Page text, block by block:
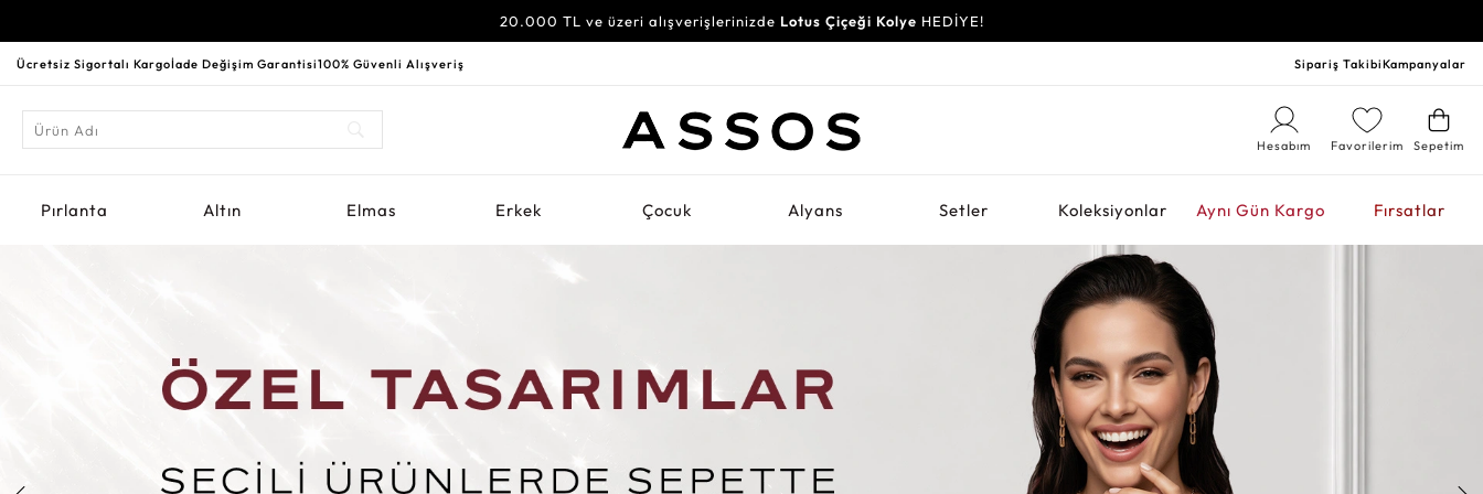
20.000 TL ve üzeri alışverişlerinizde Lotus Çiçeği Kolye HEDİYE!
Ücretsiz Sigortalı Kargoİade Değişim Garantisi100% Güvenli Alışveriş Sipariş TakibiKampanyalar
Sepetim
Favorilerim
Hesabım
Pırlanta Altın Elmas Erkek Çocuk Alyans Setler Koleksiyonlar Aynı Gün Kargo Fırsatlar